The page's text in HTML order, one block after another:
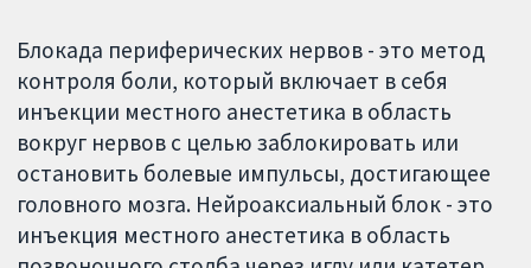
Блокада периферических нервов - это метод
контроля боли, который включает в себя
инъекции местного анестетика в область
вокруг нервов с целью заблокировать или
остановить болевые импульсы, достигающее
головного мозга. Нейроаксиальный блок - это
инъекция местного анестетика в область